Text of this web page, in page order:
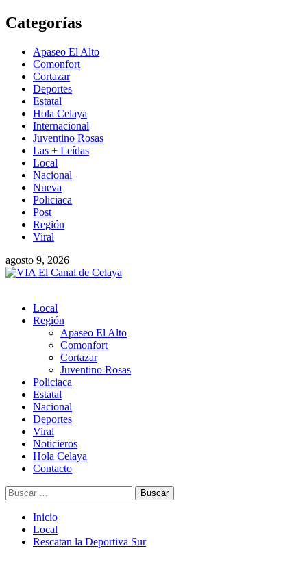
Saltar
al
Categorías
Apaseo El Alto
Comonfort
Cortazar
Deportes
Estatal
Hola Celaya
Internacional
Juventino Rosas
Las + Leídas
Local
Nacional
Nueva
Policiaca
Post
Región
Viral
agosto 9, 2026
Menú
principal
Local
Región
Apaseo El Alto
Comonfort
Cortazar
Juventino Rosas
Policiaca
Estatal
Nacional
Deportes
Viral
Noticieros
Hola Celaya
Contacto
Buscar:
Inicio
Local
Rescatan la Deportiva Sur